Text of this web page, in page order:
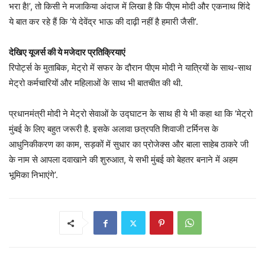
भरा है!’, तो किसी ने मजाकिया अंदाज में लिखा है कि पीएम मोदी और एकनाथ शिंदे
ये बात कर रहे हैं कि ‘ये देवेंद्र भाऊ की दाढ़ी नहीं है हमारी जैसी’.
देखिए यूजर्स की ये मजेदार प्रतिक्रियाएं
रिपोर्ट्स के मुताबिक, मेट्रो में सफर के दौरान पीएम मोदी ने यात्रियों के साथ-साथ
मेट्रो कर्मचारियों और महिलाओं के साथ भी बातचीत की थी.
प्रधानमंत्री मोदी ने मेट्रो सेवाओं के उद्घाटन के साथ ही ये भी कहा था कि ‘मेट्रो
मुंबई के लिए बहुत जरूरी है. इसके अलावा छत्रपति शिवाजी टर्मिनस के
आधुनिकीकरण का काम, सड़कों में सुधार का प्रोजेक्स और बाला साहेब ठाकरे जी
के नाम से आपला दवाखाने की शुरुआत, ये सभी मुंबई को बेहतर बनाने में अहम
भूमिका निभाएंगे’.